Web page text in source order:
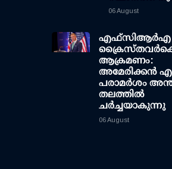
06 August
എഫ്‌സി‌ആര്‍‌എ
ആക്രമണം:
അമേരിക്കൻ
പരാമർശം
തലത്തിൽ
ചർച്ചയാകുന്നു
06 August